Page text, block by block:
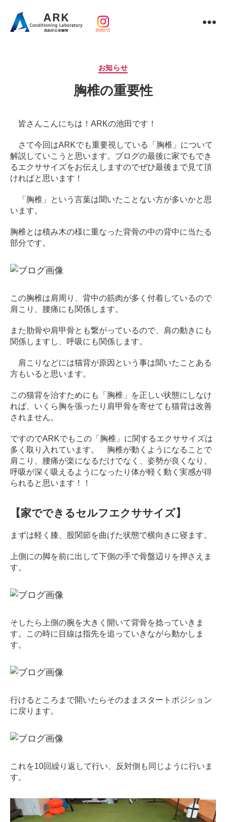
ｘ
整
体・
灸・
マ
ッ
サ
ー
｜
療
家
が
行
う
治
の
め
の
ア
ク
コ
ン
デ
ィ
ニ
グ
由
が
自由が丘
カ
ゴ
お知らせ
胸椎の重要性
皆さんこんにちは！ARKの池田です！
さて今回はARKでも重要視している「胸椎」について
解説していこうと思います。 ブログの最後に家でもでき
るエクササイズをお伝えしますのでぜひ最後まで見て頂
ければと思います！
「胸椎」という言葉は聞いたことない方が多いかと思
います。
胸椎とは積み木の様に重なった背骨の中の背中に当たる
部分です。
この胸椎は肩周り、背中の筋肉が多く付着しているので
肩こり、腰痛にも関係します。
また肋骨や肩甲骨とも繋がっているので、肩の動きにも
関係しますし、呼吸にも関係します。
肩こりなどには猫背が原因という事は聞いたことある
方もいると思います。
この猫背を治すためにも「胸椎」を正しい状態にしなけ
れば、いくら胸を張ったり肩甲骨を寄せても猫背は改善
されません。
ですのでARKでもこの「胸椎」に関するエクササイズは
多く取り入れています。
胸椎が動くようになることで
肩こり、腰痛が楽になるだけでなく、姿勢が良くなり、
呼吸が深く吸えるようになったり体が軽く動く実感が得
られると思います！！
【家でできるセルフエクササイズ】
まずは軽く膝、股関節を曲げた状態で横向きに寝ます。
上側にの脚を前に出して下側の手で骨盤辺りを押さえま
す。
そしたら上側の腕を大きく開いて背骨を捻っていきま
す。
この時に目線は指先を追っていきながら動かしま
す。
行けるところまで開いたらそのままスタートポジション
に戻ります。
これを10回繰り返して行い、反対側も同じように行いま
す。